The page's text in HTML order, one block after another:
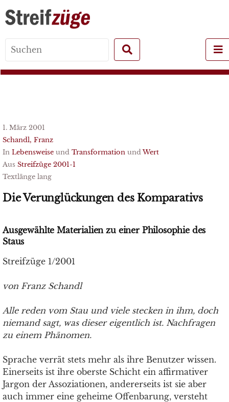
for:
1. März 2001
Schandl, Franz
In Lebensweise und Transformation undWert
Aus Streifzüge 2001-1
Textlänge lang
Die Verunglückungen des Komparativs
Ausgewählte Materialien zu einer Philosophie des
Staus
Streifzüge 1/2001
von Franz Schandl
Alle reden vom Stau und viele stecken in ihm, doch
niemand sagt, was dieser eigentlich ist. Nachfragen
zu einem Phänomen.
Sprache verrät stets mehr als ihre Benutzer wissen.
Einerseits ist ihre oberste Schicht ein affirmativer
Jargon der Assoziationen, andererseits ist sie aber
auch immer eine geheime Offenbarung, versteht